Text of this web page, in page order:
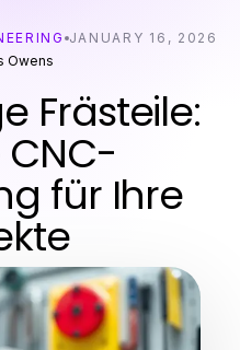
JANUARY 16, 2026
Owens
Frästeile:
CNC-
für Ihre